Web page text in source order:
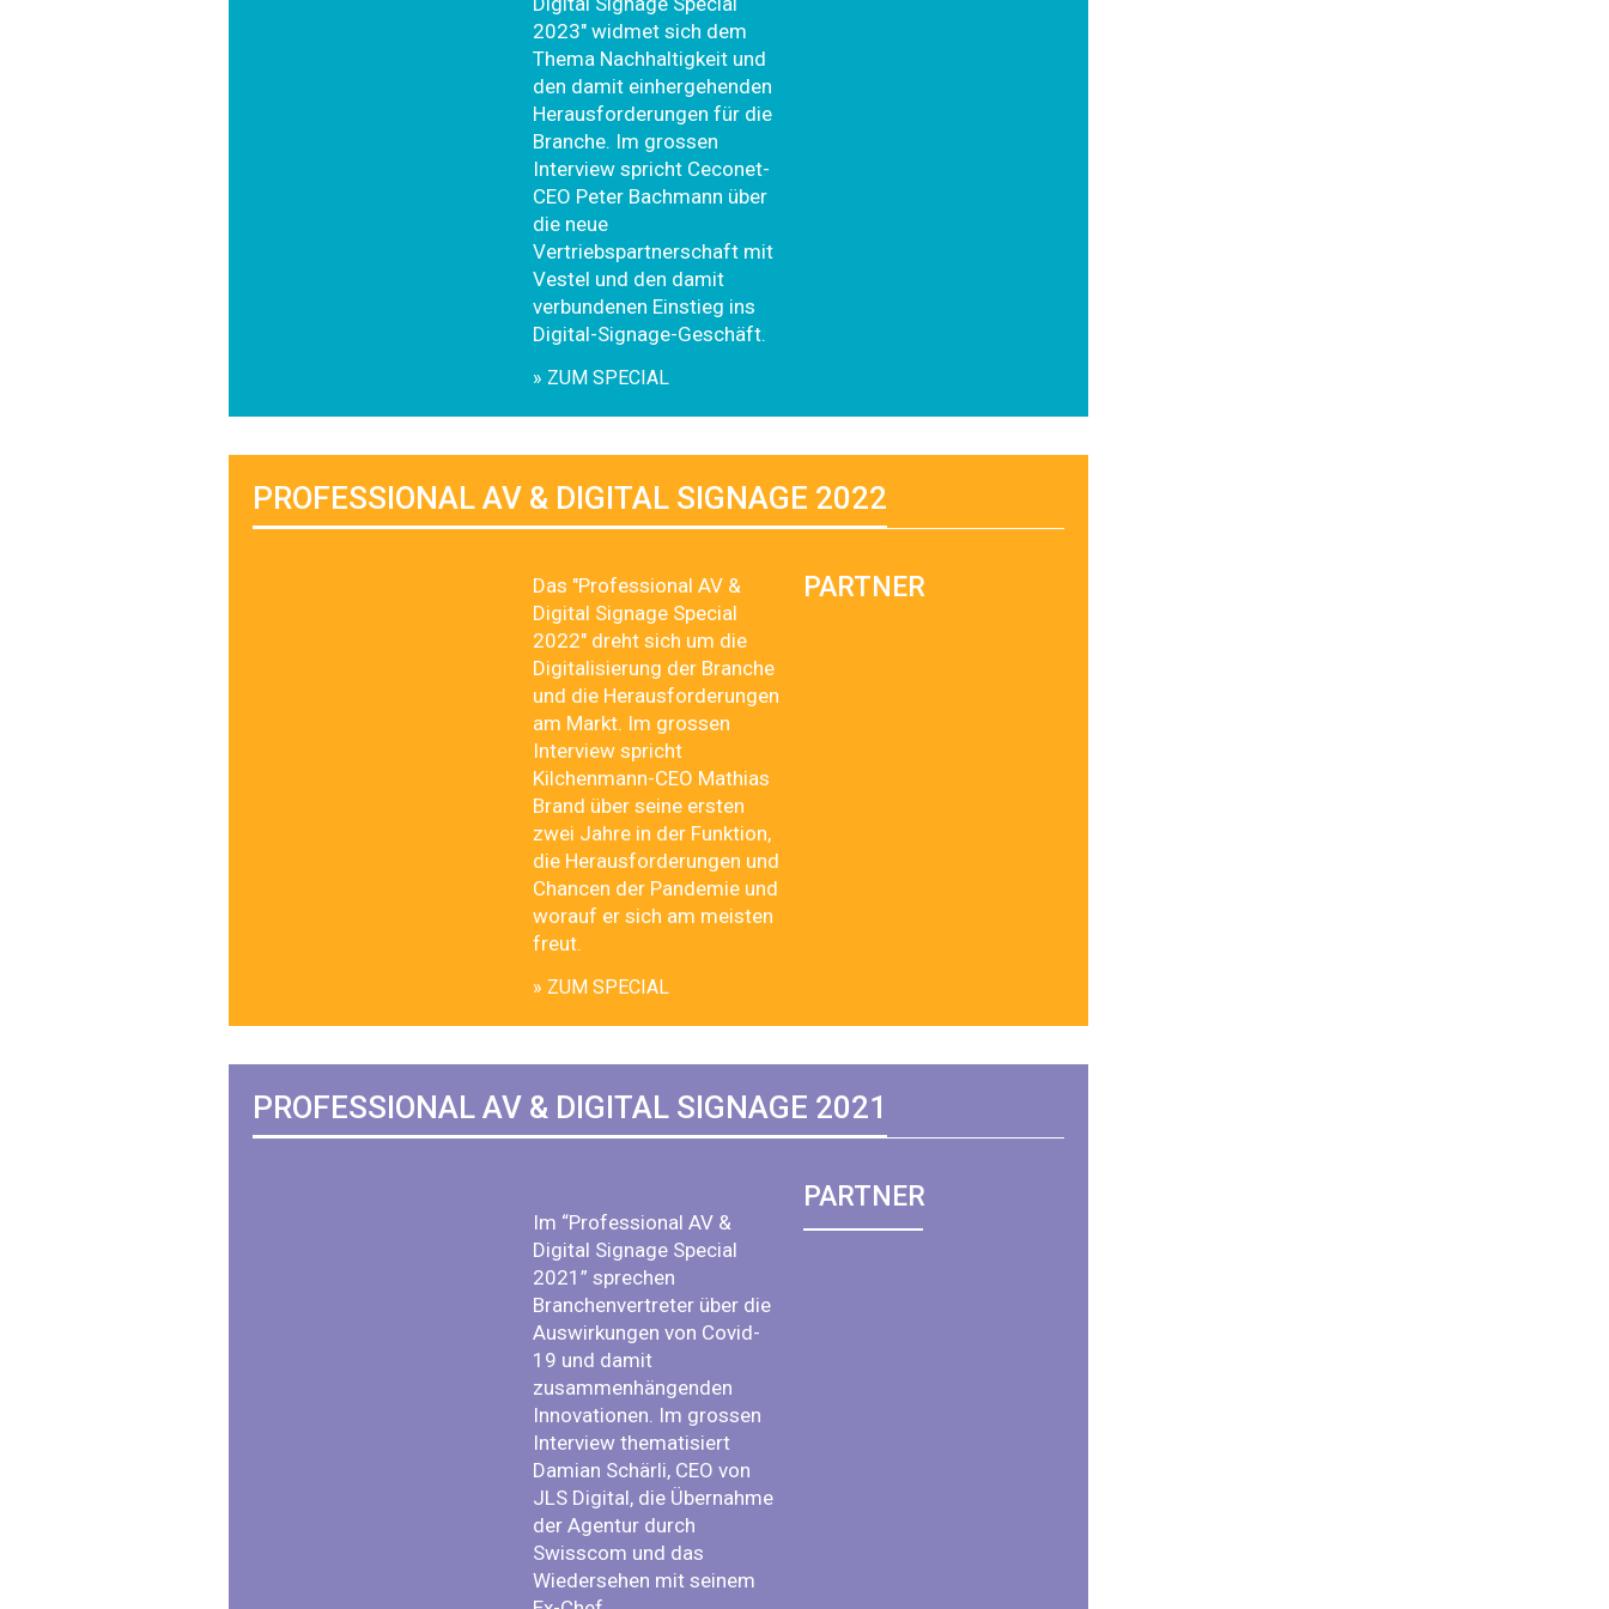
2023" widmet sich dem
Thema Nachhaltigkeit und
den damit einhergehenden
Herausforderungen für die
Branche. Im grossen
Interview spricht Ceconet-
CEO Peter Bachmann über
die neue
Vertriebspartnerschaft mit
Vestel und den damit
verbundenen Einstieg ins
Digital-Signage-Geschäft.
» ZUM SPECIAL
PROFESSIONAL AV & DIGITAL SIGNAGE 2022
Das "Professional AV &
Digital Signage Special
2022" dreht sich um die
Digitalisierung der Branche
und die Herausforderungen
am Markt. Im grossen
Interview spricht
Kilchenmann-CEO Mathias
Brand über seine ersten
zwei Jahre in der Funktion,
die Herausforderungen und
Chancen der Pandemie und
worauf er sich am meisten
freut.
» ZUM SPECIAL
PARTNER
PROFESSIONAL AV & DIGITAL SIGNAGE 2021
Im “Professional AV &
Digital Signage Special
2021” sprechen
Branchenvertreter über die
Auswirkungen von Covid-
19 und damit
zusammenhängenden
Innovationen. Im grossen
Interview thematisiert
Damian Schärli, CEO von
JLS Digital, die Übernahme
der Agentur durch
Swisscom und das
Wiedersehen mit seinem
PARTNER